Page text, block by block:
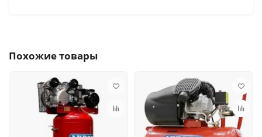
Похожие товары